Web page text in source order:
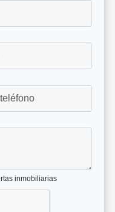
inmobiliarias